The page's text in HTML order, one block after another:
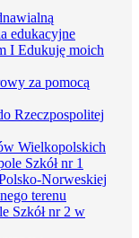
edukacyjne
I Edukuję moich
za pomocą
Rzeczpospolitej
Wielkopolskich
Szkół nr 1
Norweskiej
terenu
Szkół nr 2 w